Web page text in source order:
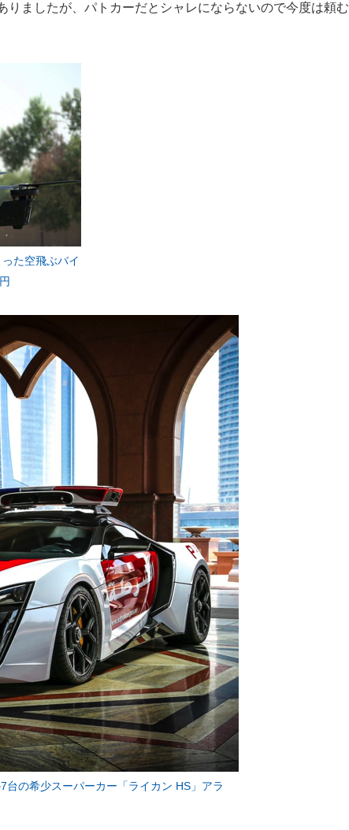
ましたが、パトカーだとシャレにならないので今度は頼む
た空飛ぶバイ
の希少スーパーカー「ライカン HS」アラ